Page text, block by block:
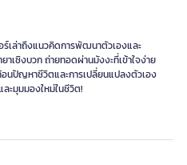
เล่าถึงแนวคิดการพัฒนาตัวเองและ
เชิงบวก ถ่ายทอดผ่านมังงะที่เข้าใจง่าย
นปัญหาชีวิตและการเปลี่ยนแปลงตัวเอง
ะมุมมองใหม่ในชีวิต!